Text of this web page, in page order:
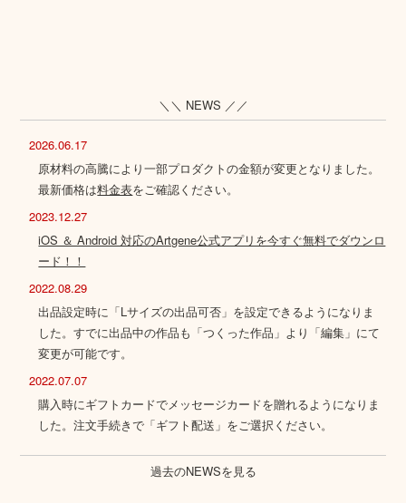
＼＼ NEWS ／／
2026.06.17
原材料の高騰により一部プロダクトの金額が変更となりました。
最新価格は料金表をご確認ください。
2023.12.27
iOS ＆ Android 対応のArtgene公式アプリを今すぐ無料でダウンロ
ード！！
2022.08.29
出品設定時に「Lサイズの出品可否」を設定できるようになりま
した。すでに出品中の作品も「つくった作品」より「編集」にて
変更が可能です。
2022.07.07
購入時にギフトカードでメッセージカードを贈れるようになりま
した。注文手続きで「ギフト配送」をご選択ください。
過去のNEWSを見る